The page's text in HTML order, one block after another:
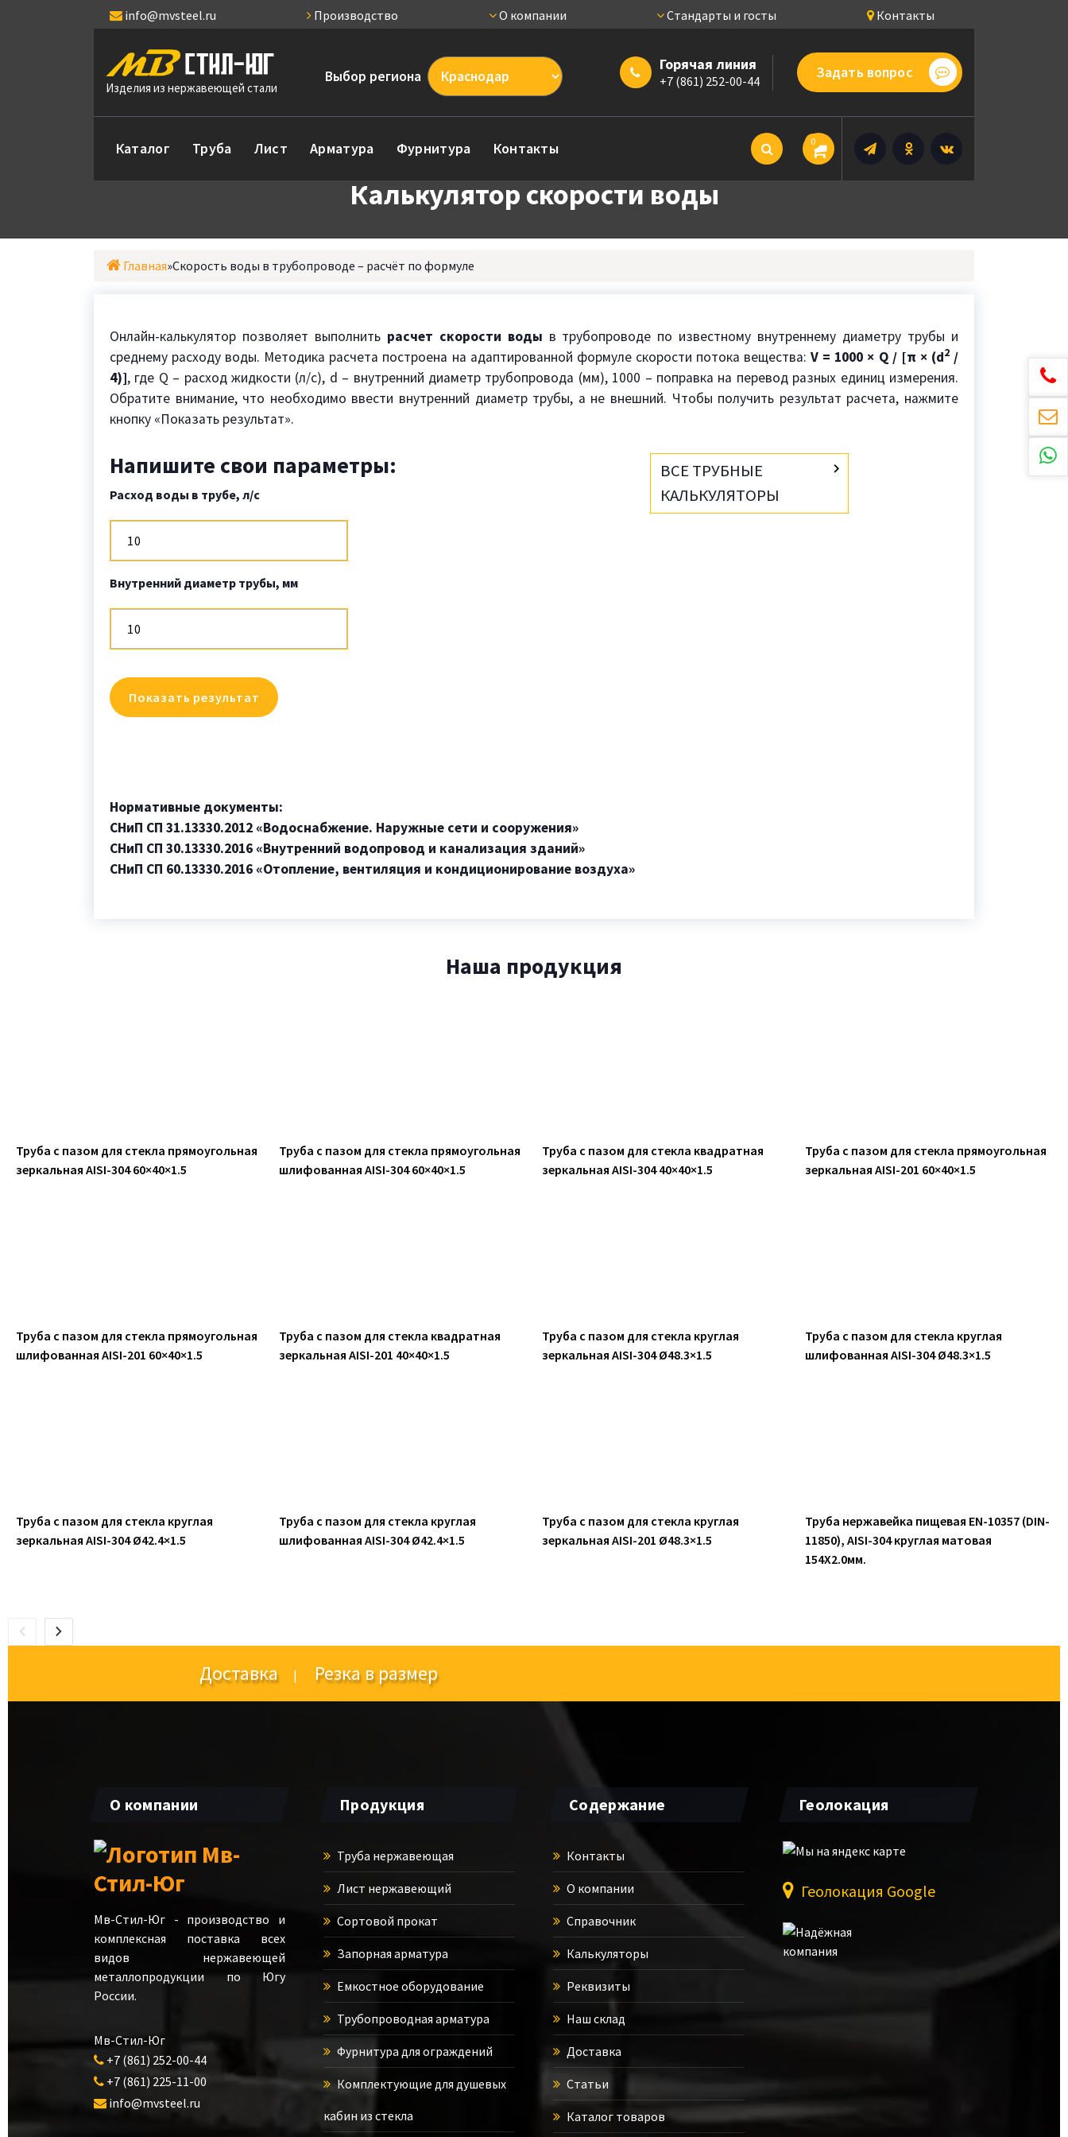
info@mvsteel.ru Производство О компании Стандарты и госты Контакты
Изделия из нержавеющей стали
Горячая линия
+7 (861) 252-00-44 Задать вопрос
Выбор региона
Каталог Труба Лист Арматура Фурнитура Контакты 0
Калькулятор скорости воды
Главная»Скорость воды в трубопроводе – расчёт по формуле
Онлайн-калькулятор позволяет выполнить расчет скорости воды в трубопроводе по известному внутреннему диаметру трубы и
среднему расходу воды. Методика расчета построена на адаптированной формуле скорости потока вещества:V = 1000 × Q / [π × (d2/
4)], где Q – расход жидкости (л/с), d – внутренний диаметр трубопровода (мм), 1000 – поправка на перевод разных единиц измерения.
Обратите внимание, что необходимо ввести внутренний диаметр трубы, а не внешний. Чтобы получить результат расчета, нажмите
кнопку «Показать результат».
ВСЕ ТРУБНЫЕ
КАЛЬКУЛЯТОРЫ
Напишите свои параметры:
Расход воды в трубе, л/с
Внутренний диаметр трубы, мм
Показать результат
Нормативные документы:
СНиП СП 31.13330.2012 «Водоснабжение. Наружные сети и сооружения»
СНиП СП 30.13330.2016 «Внутренний водопровод и канализация зданий»
СНиП СП 60.13330.2016 «Отопление, вентиляция и кондиционирование воздуха»
Наша продукция
Труба с пазом для стекла прямоугольная
зеркальная AISI-304 60×40×1.5
Труба с пазом для стекла прямоугольная
шлифованная AISI-304 60×40×1.5
Труба с пазом для стекла квадратная
зеркальная AISI-304 40×40×1.5
Труба с пазом для стекла прямоугольная
зеркальная AISI-201 60×40×1.5
Труба с пазом для стекла прямоугольная
шлифованная AISI-201 60×40×1.5
Труба с пазом для стекла квадратная
зеркальная AISI-201 40×40×1.5
Труба с пазом для стекла круглая
зеркальная AISI-304 Ø48.3×1.5
Труба с пазом для стекла круглая
шлифованная AISI-304 Ø48.3×1.5
Труба с пазом для стекла круглая
зеркальная AISI-304 Ø42.4×1.5
Труба с пазом для стекла круглая
шлифованная AISI-304 Ø42.4×1.5
Труба с пазом для стекла круглая
зеркальная AISI-201 Ø48.3×1.5
Труба нержавейка пищевая EN-10357 (DIN-
11850), AISI-304 круглая матовая
154X2.0мм.
Доставка| Резка в размер
О компании
Мв-Стил-Юг - производство и
комплексная поставка всех
видов нержавеющей
металлопродукции по Югу
России.
Мв-Стил-Юг
+7 (861) 252-00-44
+7 (861) 225-11-00
info@mvsteel.ru
Продукция
Труба нержавеющая
Лист нержавеющий
Сортовой прокат
Запорная арматура
Емкостное оборудование
Трубопроводная арматура
Фурнитура для ограждений
Комплектующие для душевых
кабин из стекла
Содержание
Контакты
О компании
Справочник
Калькуляторы
Реквизиты
Наш склад
Доставка
Статьи
Каталог товаров
Геолокация
Геолокация Google